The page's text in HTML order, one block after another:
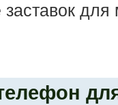
заставок